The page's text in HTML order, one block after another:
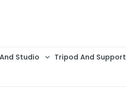
Tripod And Support
Studio